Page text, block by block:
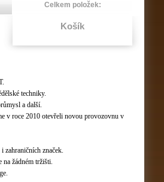
techniky.
a další.
v roce 2010 otevřeli novou provozovnu v
zahraničních značek.
na žádném tržišti.
Celkem položek:
Košík